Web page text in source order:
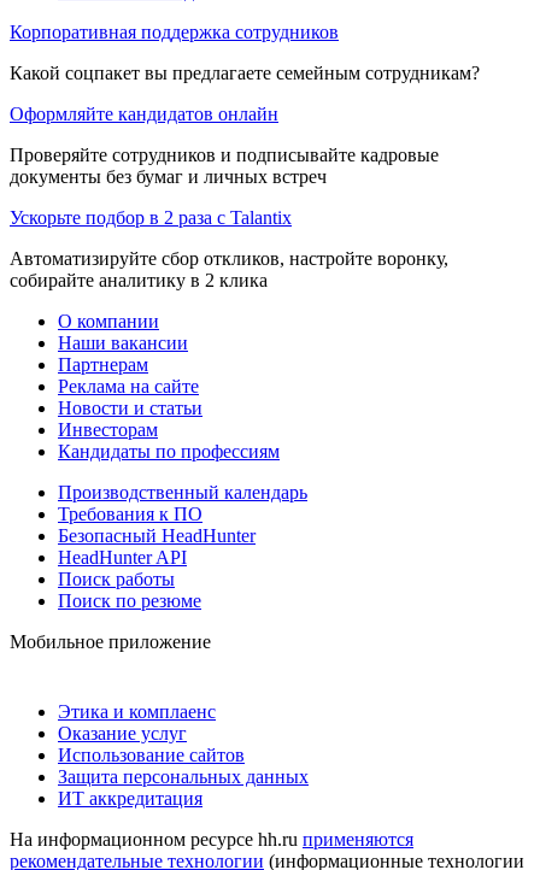
Корпоративная поддержка сотрудников
Какой соцпакет вы предлагаете семейным сотрудникам?
Оформляйте кандидатов онлайн
Проверяйте сотрудников и подписывайте кадровые
документы без бумаг и личных встреч
Ускорьте подбор в 2 раза с Talantix
Автоматизируйте сбор откликов, настройте воронку,
собирайте аналитику в 2 клика
О компании
Наши вакансии
Партнерам
Реклама на сайте
Новости и статьи
Инвесторам
Кандидаты по профессиям
Производственный календарь
Требования к ПО
Безопасный HeadHunter
HeadHunter API
Поиск работы
Поиск по резюме
Мобильное приложение
Этика и комплаенс
Оказание услуг
Использование сайтов
Защита персональных данных
ИТ аккредитация
На информационном ресурсе hh.ru применяются
рекомендательные технологии (информационные технологии